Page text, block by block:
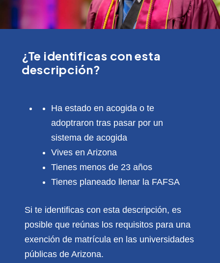
¿Te identificas con esta
descripción?
Ha estado en acogida o te
adoptraron tras pasar por un
sistema de acogida
Vives en Arizona
Tienes menos de 23 años
Tienes planeado llenar la FAFSA
Si te identificas con esta descripción, es
posible que reúnas los requisitos para una
exención de matrícula en las universidades
públicas de Arizona.